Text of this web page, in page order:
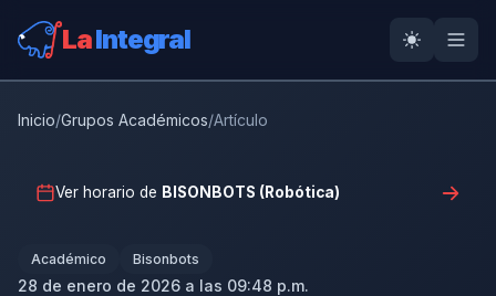
LaIntegral
Inicio/Grupos Académicos/Artículo
Ver horario de BISONBOTS (Robótica)
Académico Bisonbots
28 de enero de 2026 a las 09:48 p.m.